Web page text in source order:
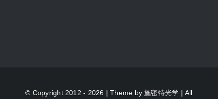
© Copyright 2012 - 2026 | Theme by施密特光学 | All